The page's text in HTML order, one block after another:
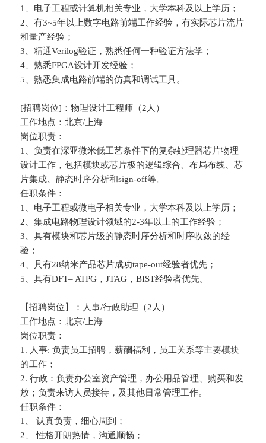
1、电子工程或计算机相关专业，大学本科及以上学历；
2、有3~5年以上数字电路前端工作经验，有实际芯片流片
和量产经验；
3、精通Verilog验证，熟悉任何一种验证方法学；
4、熟悉FPGA设计开发经验；
5、熟悉集成电路前端的仿真和调试工具。
[招聘岗位]：物理设计工程师（2人）
工作地点：北京/上海
岗位职责：
1、负责在深亚微米低工艺条件下的复杂处理器芯片物理
设计工作，包括模块或芯片极的逻辑综合、布局布线、芯
片集成、静态时序分析和sign-off等。
任职条件：
1、电子工程或微电子相关专业，大学本科及以上学历；
2、集成电路物理设计领域的2-3年以上的工作经验；
3、具有模块和芯片级的静态时序分析和时序收敛的经
验；
4、具有28纳米产品芯片成功tape-out经验者优先；
5、具有DFT– ATPG，JTAG，BIST经验者优先。
【招聘岗位】：人事/行政助理（2人）
工作地点：北京/上海
岗位职责：
1. 人事: 负责员工招聘，薪酬福利，员工关系等主要模块
的工作；
2. 行政：负责办公室资产管理，办公用品管理、购买和发
放；负责来访人员接待，及其他日常管理工作。
任职条件：
1、 认真负责，细心周到；
2、 性格开朗热情，沟通顺畅；